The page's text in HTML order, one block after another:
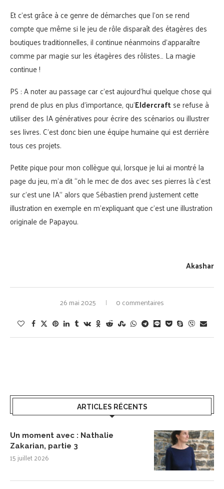
Et c’est grâce à ce genre de démarches que l’on se rend
compte que même si le jeu de rôle disparaît des étagères des
boutiques traditionnelles, il continue néanmoins d’apparaître
comme par magie sur les étagères des rôlistes… La magie
continue !
PS : A noter au passage car c’est aujourd’hui quelque chose qui
prend de plus en plus d’importance, qu’Eldercraftse refuse à
utiliser des IA génératives pour écrire des scénarios ou illustrer
ses livres. C’est donc bien une équipe humaine qui est derrière
tous ces projets.
Petite pique pour mon collègue qui, lorsque je lui ai montré la
page du jeu, m’a dit “oh le mec de dos avec ses pierres là c’est
sur c’est une IA” alors que Sébastien prend justement cette
illustration en exemple en m’expliquant que c’est une illustration
originale de Papayou.
Akashar
26 mai 2025 0 commentaires
ARTICLES RÉCENTS
Un moment avec : Nathalie
Zakarian, partie 3
15 juillet 2026